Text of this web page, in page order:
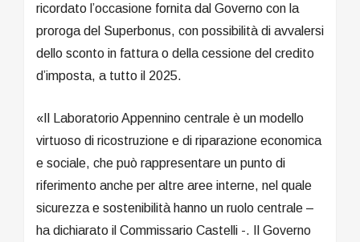
ricordato l’occasione fornita dal Governo con la
proroga del Superbonus, con possibilità di avvalersi
dello sconto in fattura o della cessione del credito
d’imposta, a tutto il 2025.
«Il Laboratorio Appennino centrale è un modello
virtuoso di ricostruzione e di riparazione economica
e sociale, che può rappresentare un punto di
riferimento anche per altre aree interne, nel quale
sicurezza e sostenibilità hanno un ruolo centrale –
ha dichiarato il Commissario Castelli -. Il Governo